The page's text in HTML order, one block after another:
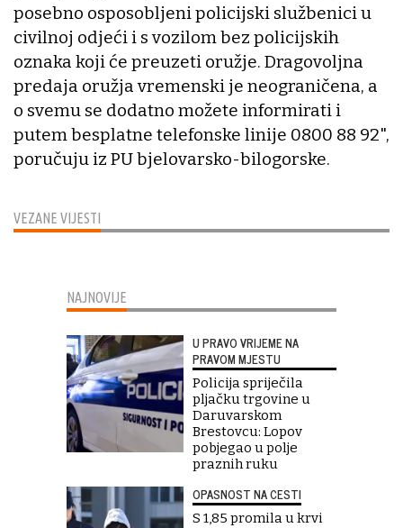
VEZANE VIJESTI
posebno osposobljeni policijski službenici u
civilnoj odjeći i s vozilom bez policijskih
oznaka koji će preuzeti oružje. Dragovoljna
predaja oružja vremenski je neograničena, a
o svemu se dodatno možete informirati i
putem besplatne telefonske linije 0800 88 92",
poručuju iz PU bjelovarsko-bilogorske.
NAJNOVIJE
U PRAVO VRIJEME NA
PRAVOM MJESTU
Policija spriječila
pljačku trgovine u
Daruvarskom
Brestovcu: Lopov
pobjegao u polje
praznih ruku
OPASNOST NA CESTI
S 1,85 promila u krvi